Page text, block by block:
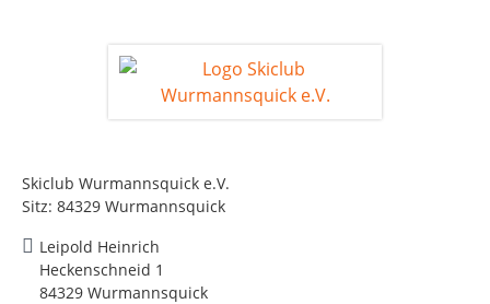
Skiclub Wurmannsquick e.V.
Sitz: 84329 Wurmannsquick
Leipold Heinrich
Heckenschneid 1
84329 Wurmannsquick